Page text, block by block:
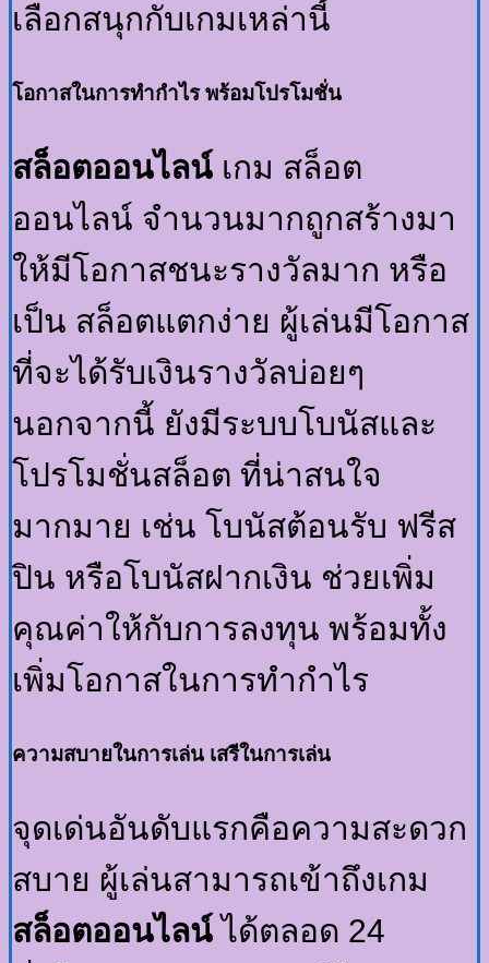
เลือกสนุกกับเกมเหล่านี้
โอกาสในการทำกำไร พร้อมโปรโมชั่น
สล็อตออนไลน์ เกม สล็อต
ออนไลน์ จำนวนมากถูกสร้างมา
ให้มีโอกาสชนะรางวัลมาก หรือ
เป็น สล็อตแตกง่าย ผู้เล่นมีโอกาส
ที่จะได้รับเงินรางวัลบ่อยๆ
นอกจากนี้ ยังมีระบบโบนัสและ
โปรโมชั่นสล็อต ที่น่าสนใจ
มากมาย เช่น โบนัสต้อนรับ ฟรีส
ปิน หรือโบนัสฝากเงิน ช่วยเพิ่ม
คุณค่าให้กับการลงทุน พร้อมทั้ง
เพิ่มโอกาสในการทำกำไร
ความสบายในการเล่น เสรีในการเล่น
จุดเด่นอันดับแรกคือความสะดวก
สบาย ผู้เล่นสามารถเข้าถึงเกม
สล็อตออนไลน์ ได้ตลอด 24